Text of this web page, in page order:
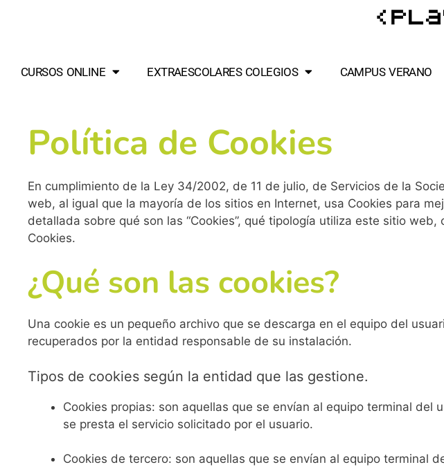
CURSOS ONLINE EXTRAESCOLARES COLEGIOS CAMPUS VERANO
Política de Cookies
En cumplimiento de la Ley 34/2002, de 11 de julio, de Servicios de la
web, al igual que la mayoría de los sitios en Internet, usa Cookies para
detallada sobre qué son las “Cookies”, qué tipología utiliza este sitio
Cookies.
¿Qué son las cookies?
Una cookie es un pequeño archivo que se descarga en el equipo del
recuperados por la entidad responsable de su instalación.
Tipos de cookies según la entidad que las gestione.
Cookies propias: son aquellas que se envían al equipo terminal
se presta el servicio solicitado por el usuario.
Cookies de tercero: son aquellas que se envían al equipo terminal